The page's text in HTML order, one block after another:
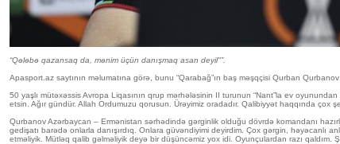
“Qələbə qazansaq da, mənim üçün danışmaq asan deyil"”.
Apasport.az saytının məlumatına görə, bunu “Qarabağ”ın baş məşqçisi Qurban Qurbanov
50 yaşlı mütəxəssis Avropa Liqasının qrup mərhələsinin II turunun “Nant”la ev
etsin. Ağır gündür. Allah Ordumuzu qorusun. Ürəyimiz oradadır. Qalibiyyət haqqında çox
Qurbanov Azərbaycan – Ermənistan sərhədində gərginlik olduğu dövrdə komandanı
gedişatı barədə onlarla danışırdıq. Onlara güvəndiyimi deyirdim. Çox gərgin, həyəcanlı
etməliyik. Mütləq qalib gəlməliyik deyə bir düşüncəmiz yox idi. Oyunçulardan razı qaldım.